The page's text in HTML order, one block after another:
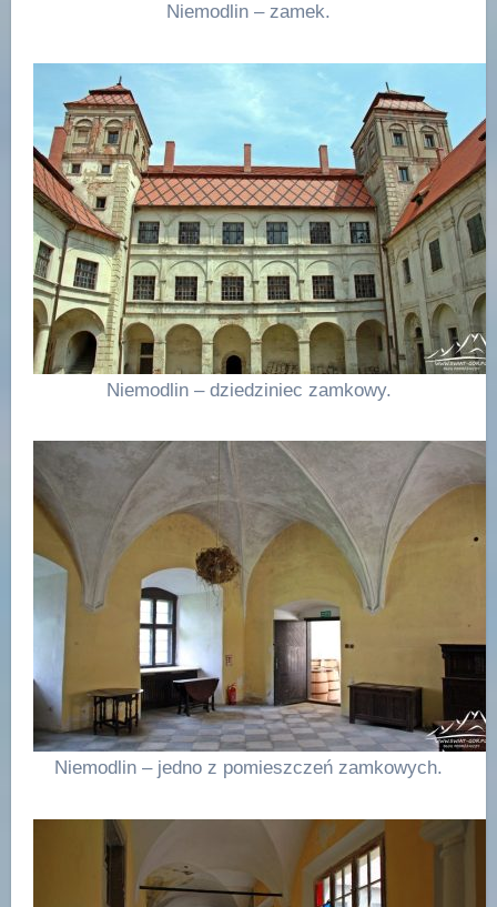
Niemodlin – zamek.
Niemodlin – dziedziniec zamkowy.
Niemodlin – jedno z pomieszczeń zamkowych.